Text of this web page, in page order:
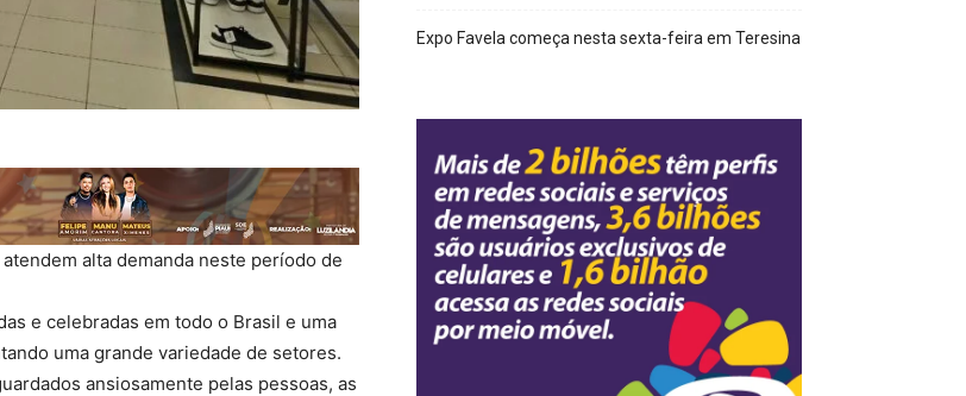
alta demanda neste período de
e celebradas em todo o Brasil e uma
uma grande variedade de setores.
ansiosamente pelas pessoas, as
Expo Favela começa nesta sexta-feira em Teresina